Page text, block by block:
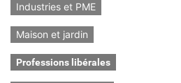
Industries et PME
Maison et jardin
Professions libérales